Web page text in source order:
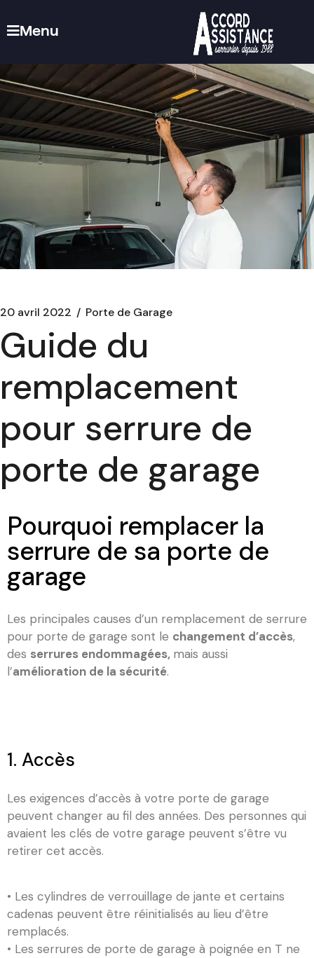
Menu
20 avril 2022 Porte de Garage
Guide du
remplacement
pour serrure de
porte de garage
Pourquoi remplacer la
serrure de sa porte de
garage
Les principales causes d’un remplacement de serrure
pour porte de garage sont le changement d’accès,
des serrures endommagées, mais aussi
l’amélioration de la sécurité.
1. Accès
Les exigences d’accès à votre porte de garage
peuvent changer au fil des années. Des personnes qui
avaient les clés de votre garage peuvent s’être vu
retirer cet accès.
• Les cylindres de verrouillage de jante et certains
cadenas peuvent être réinitialisés au lieu d’être
remplacés.
• Les serrures de porte de garage à poignée en T ne